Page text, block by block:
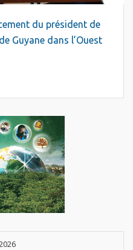
du président de
Guyane dans l’Ouest